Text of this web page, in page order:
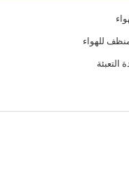
للهواء
التعبئة